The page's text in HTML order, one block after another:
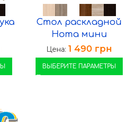
Стол раскладной
Нота мини
Цена: 1 490 грн
ВЫБЕРИТЕ ПАРАМЕТРЫ